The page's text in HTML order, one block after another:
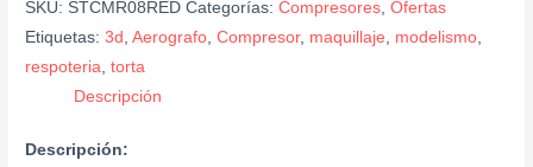
SKU: STCMR08RED Categorías:Compresores ,Ofertas
Etiquetas:3d ,Aerografo ,Compresor, maquillaje modelismo
respoteria ,torta
Descripción
Descripción: